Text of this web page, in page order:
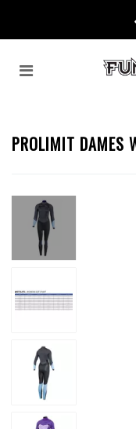
Toggle
Vul
PROLIMIT DAMES